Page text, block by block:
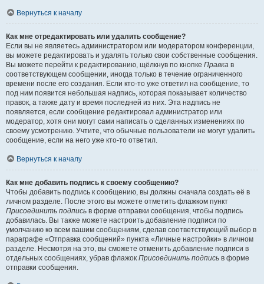
Вернуться к началу
Как мне отредактировать или удалить сообщение?
Если вы не являетесь администратором или модератором конференции,
вы можете редактировать и удалять только свои собственные сообщения.
Вы можете перейти к редактированию, щёлкнув по кнопке Правка в
соответствующем сообщении, иногда только в течение ограниченного
времени после его создания. Если кто-то уже ответил на сообщение, то
под ним появится небольшая надпись, которая показывает количество
правок, а также дату и время последней из них. Эта надпись не
появляется, если сообщение редактировал администратор или
модератор, хотя они могут сами написать о сделанных изменениях по
своему усмотрению. Учтите, что обычные пользователи не могут удалить
сообщение, если на него уже кто-то ответил.
Вернуться к началу
Как мне добавить подпись к своему сообщению?
Чтобы добавить подпись к сообщению, вы должны сначала создать её в
личном разделе. После этого вы можете отметить флажком пункт
Присоединить подпись в форме отправки сообщения, чтобы подпись
добавилась. Вы также можете настроить добавление подписи по
умолчанию ко всем вашим сообщениям, сделав соответствующий выбор в
параграфе «Отправка сообщений» пункта «Личные настройки» в личном
разделе. Несмотря на это, вы сможете отменить добавление подписи в
отдельных сообщениях, убрав флажок Присоединить подпись в форме
отправки сообщения.